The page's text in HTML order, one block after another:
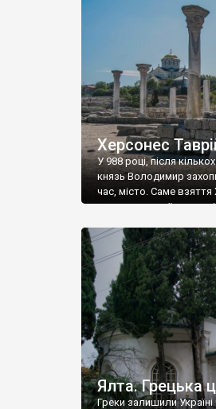
візантійської доби.
культурної спадщини
Офіційно – на виставку
влада в Україні
Херсонес
У 988 році, після
князь Володимир
час, місто. Саме
диктувати свої умови
Херсонесі Володимир-
християнином. А потім
Херсонесу
Ялта. Грецька
Греки залишили